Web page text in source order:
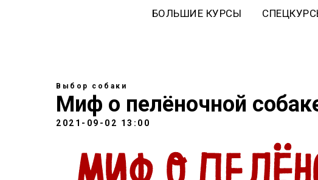
БОЛЬШИЕ КУРСЫ
Выбор собаки
Миф о пелёночной
2021-09-02 13:00